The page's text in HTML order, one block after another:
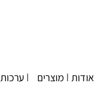
אודות מוצרים ערכות